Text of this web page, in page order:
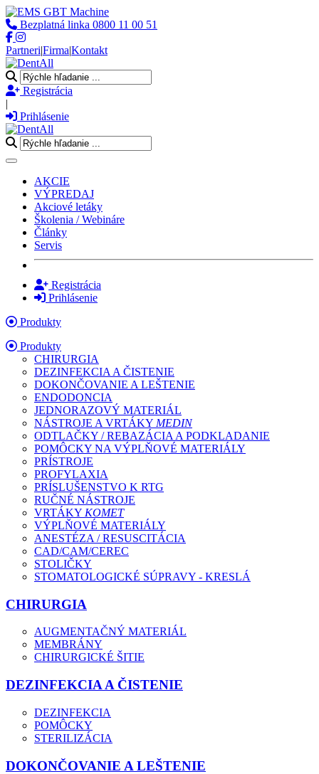
Bezplatná linka 0800 11 00 51
Partneri|Firma|Kontakt
Registrácia
|
Prihlásenie
Toggle navigation
AKCIE
VÝPREDAJ
Akciové letáky
Školenia / Webináre
Články
Servis
Registrácia
Prihlásenie
Produkty
Produkty
CHIRURGIA
DEZINFEKCIA A ČISTENIE
DOKONČOVANIE A LEŠTENIE
ENDODONCIA
JEDNORAZOVÝ MATERIÁL
NÁSTROJE A VRTÁKY MEDIN
ODTLAČKY / REBAZÁCIA A PODKLADANIE
POMÔCKY NA VÝPLŇOVÉ MATERIÁLY
PRÍSTROJE
PROFYLAXIA
PRÍSLUŠENSTVO K RTG
RUČNÉ NÁSTROJE
VRTÁKY KOMET
VÝPLŇOVÉ MATERIÁLY
ANESTÉZA / RESUSCITÁCIA
CAD/CAM/CEREC
STOLIČKY
STOMATOLOGICKÉ SÚPRAVY - KRESLÁ
CHIRURGIA
AUGMENTAČNÝ MATERIÁL
MEMBRÁNY
CHIRURGICKÉ ŠITIE
DEZINFEKCIA A ČISTENIE
DEZINFEKCIA
POMÔCKY
STERILIZÁCIA
DOKONČOVANIE A LEŠTENIE